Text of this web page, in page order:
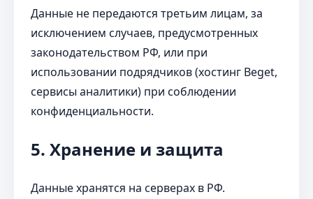
Данные не передаются третьим лицам, за
исключением случаев, предусмотренных
законодательством РФ, или при
использовании подрядчиков (хостинг Beget,
сервисы аналитики) при соблюдении
конфиденциальности.
5. Хранение и защита
Данные хранятся на серверах в РФ.